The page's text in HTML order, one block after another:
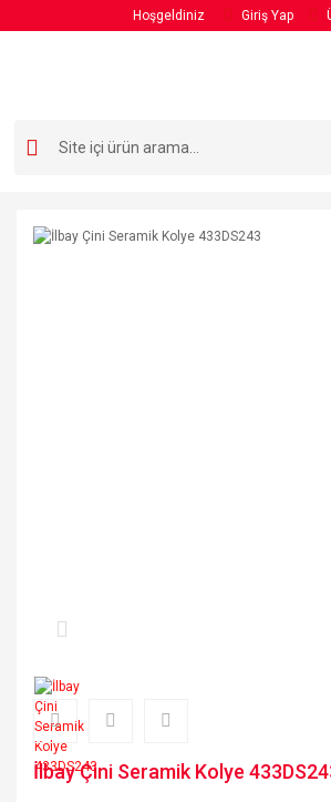
Hoşgeldiniz Giriş Yap
İlbay Çini Seramik Kolye